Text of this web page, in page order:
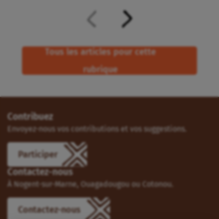
Tous les articles pour cette
rubrique
Contribuez
Envoyez-nous vos contributions et vos suggestions.
Participer
Contactez-nous
À Nogent-sur-Marne, Ouagadougou ou Cotonou.
Contactez-nous